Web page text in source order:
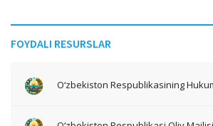
FOYDALI RESURSLAR
O‘zbekiston Respublikasining